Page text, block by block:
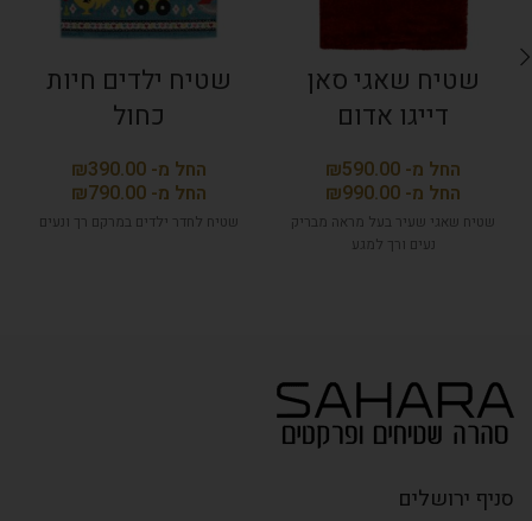
שטיח שאגי סאן
דייגו אדום
₪
₪
שטיח שאגי שעיר בעל מראה מבריק
נעים ורך למגע
שטיח ילדים חיות
כחול
₪
₪
שטיח לחדר ילדים במרקם רך ונעים
סניף ירושלים